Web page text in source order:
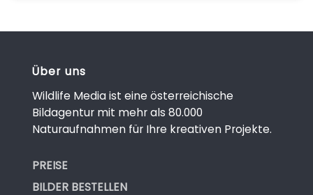
Über uns
Wildlife Media ist eine österreichische
Bildagentur mit mehr als 80.000
Naturaufnahmen für Ihre kreativen Projekte.
PREISE
BILDER BESTELLEN